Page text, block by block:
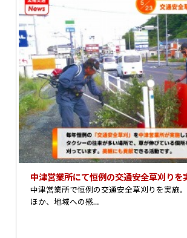
中津営業所にて恒例の交通安全草刈りを
中津営業所で恒例の交通安全草刈りを実施
ほか、地域への感…